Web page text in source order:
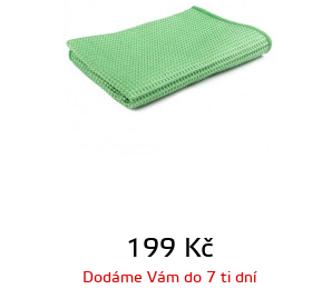
199 Kč
Dodáme Vám do 7 ti dní